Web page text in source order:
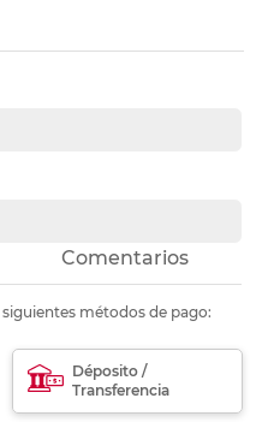
Comentarios
métodos de pago:
Déposito /
Transferencia